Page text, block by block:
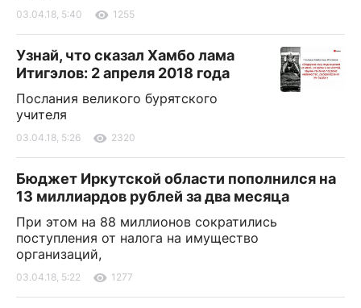
03.04.18, 5:40 1255
Узнай, что сказал Хамбо лама
Итигэлов: 2 апреля 2018 года
Послания великого бурятского
учителя
03.04.18, 5:26 2320
Бюджет Иркутской области пополнился на
13 миллиардов рублей за два месяца
При этом на 88 миллионов сократились
поступления от налога на имущество
организаций,
03.04.18, 5:22 1277